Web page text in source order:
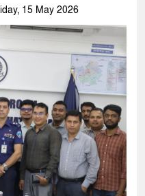
15 May 2026